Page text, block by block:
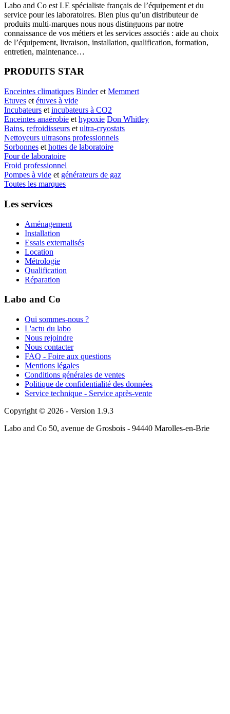
Labo and Co est LE spécialiste français de l’équipement et du
service pour les laboratoires. Bien plus qu’un distributeur de
produits multi-marques nous nous distinguons par notre
connaissance de vos métiers et les services associés : aide au choix
de l’équipement, livraison, installation, qualification, formation,
entretien, maintenance…
PRODUITS STAR
Enceintes climatiques Binderet Memmert
Etuves et étuves à vide
Incubateurs et incubateurs à CO2
Enceintes anaérobie et hypoxie Don Whitley
Bains, refroidisseurs et ultra-cryostats
Nettoyeurs ultrasons professionnels
Sorbonnes et hottes de laboratoire
Four de laboratoire
Froid professionnel
Pompes à vide et générateurs de gaz
Toutes les marques
Les services
Aménagement
Installation
Essais externalisés
Location
Métrologie
Qualification
Réparation
Labo and Co
Qui sommes-nous ?
L'actu du labo
Nous rejoindre
Nous contacter
FAQ - Foire aux questions
Mentions légales
Conditions générales de ventes
Politique de confidentialité des données
Service technique - Service après-vente
Copyright © 2026 - Version 1.9.3
Labo and Co 50, avenue de Grosbois - 94440 Marolles-en-Brie